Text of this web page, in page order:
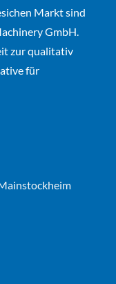
Markt sind
GmbH.
zur qualitativ
für